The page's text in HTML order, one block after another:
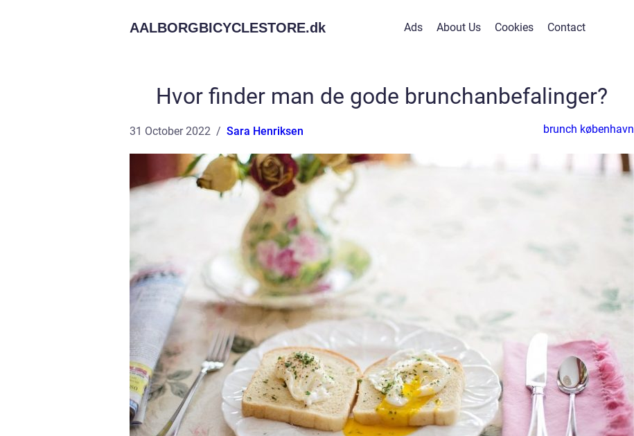
AALBORGBICYCLESTORE.dk Ads About Us Cookies Contact
Hvor finder man de gode brunchanbefalinger?
31 October 2022 Sara Henriksen brunch københavn